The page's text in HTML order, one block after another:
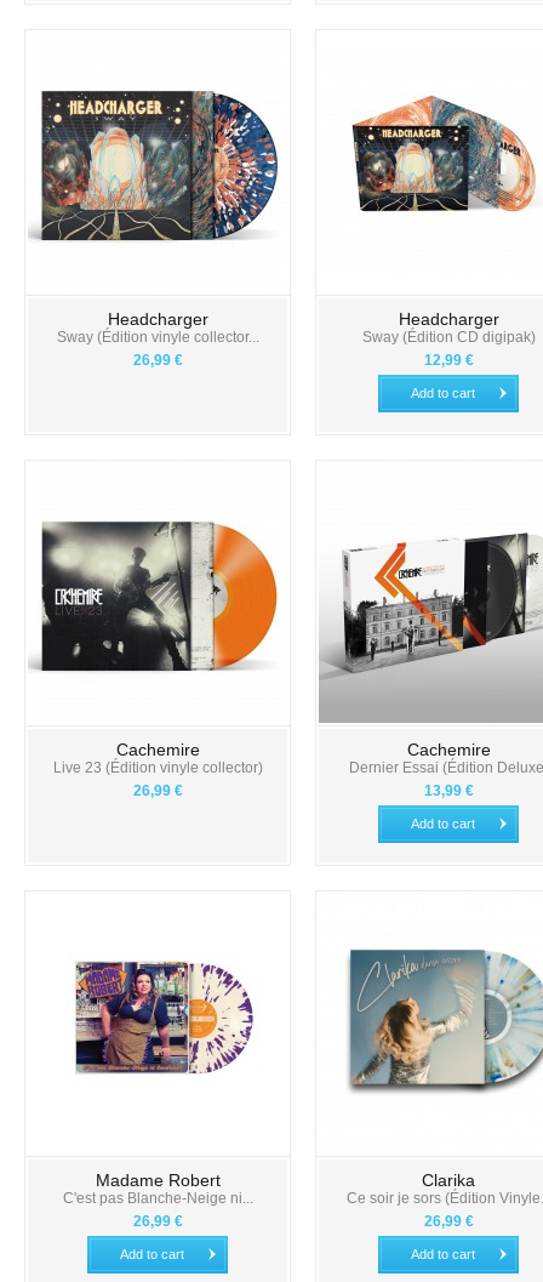
Headcharger
Sway (Édition vinyle collector...
26,99 €
Headcharger
Sway (Édition CD digipak)
12,99 €
Add to cart
Cachemire
Live 23 (Édition vinyle collector)
26,99 €
Cachemire
Dernier Essai (Édition
13,99 €
Add to cart
Madame Robert
C'est pas Blanche-Neige ni...
26,99 €
Add to cart
Clarika
Ce soir je sors (Édition
26,99 €
Add to cart